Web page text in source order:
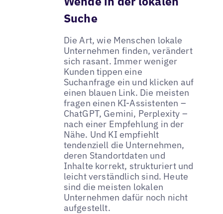
Suche
Die Art, wie Menschen lokale
Unternehmen finden, verändert
sich rasant. Immer weniger
Kunden tippen eine
Suchanfrage ein und klicken auf
einen blauen Link. Die meisten
fragen einen KI-Assistenten –
ChatGPT, Gemini, Perplexity –
nach einer Empfehlung in der
Nähe. Und KI empfiehlt
tendenziell die Unternehmen,
deren Standortdaten und
Inhalte korrekt, strukturiert und
leicht verständlich sind. Heute
sind die meisten lokalen
Unternehmen dafür noch nicht
aufgestellt.